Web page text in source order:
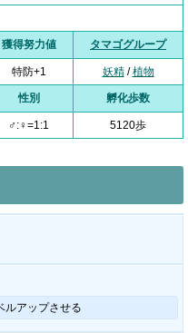
獲得努力値 タマゴグループ
特防+1 妖精/植物
性別 孵化歩数
♂:♀=1:1 5120歩
ルアップさせる